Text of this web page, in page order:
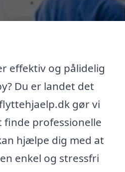
effektiv og pålidelig
Du er landet det
gør vi
professionelle
hjælpe dig med at
enkel og stressfri